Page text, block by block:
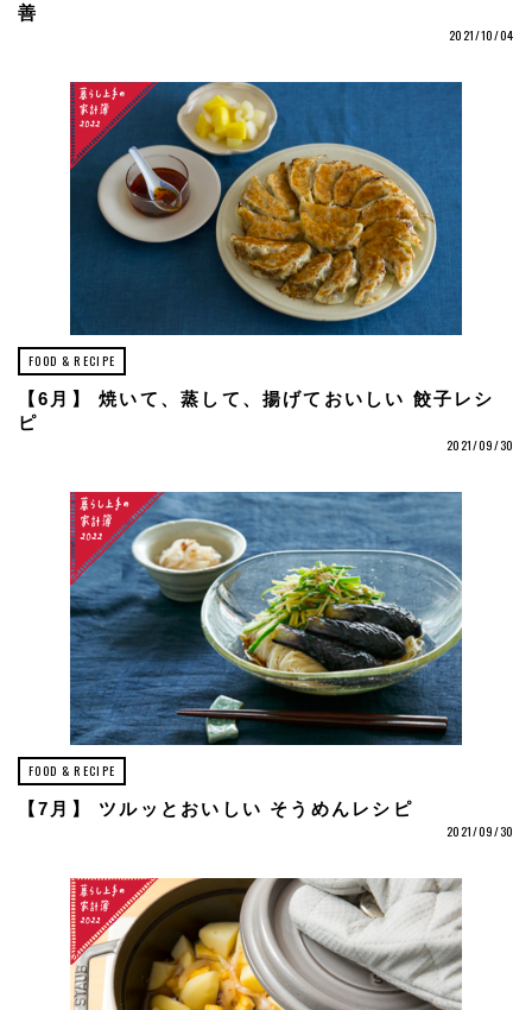
善
2021/10/04
FOOD & RECIPE
【6月】 焼いて、蒸して、揚げておいしい 餃子レシ
ピ
2021/09/30
FOOD & RECIPE
【7月】 ツルッとおいしい そうめんレシピ
2021/09/30